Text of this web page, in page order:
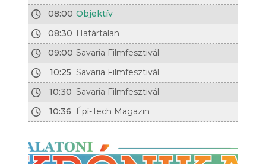
08:00 Objektív
08:30 Határtalan
09:00 Savaria Filmfesztivál
10:25 Savaria Filmfesztivál
10:30 Savaria Filmfesztivál
10:36
Épí-Tech Magazin